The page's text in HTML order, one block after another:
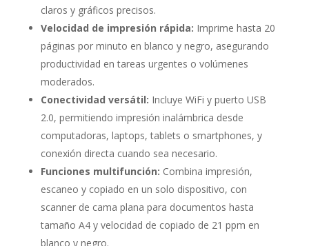
claros y gráficos precisos.
Velocidad de impresión rápida: Imprime hasta 20
páginas por minuto en blanco y negro, asegurando
productividad en tareas urgentes o volúmenes
moderados.
Conectividad versátil: Incluye WiFi y puerto USB
2.0, permitiendo impresión inalámbrica desde
computadoras, laptops, tablets o smartphones, y
conexión directa cuando sea necesario.
Funciones multifunción: Combina impresión,
escaneo y copiado en un solo dispositivo, con
scanner de cama plana para documentos hasta
tamaño A4 y velocidad de copiado de 21 ppm en
blanco y negro.